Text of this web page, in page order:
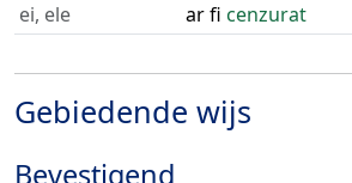
ei, ele
ar fi cenzurat
Gebiedende wijs
Bevestigend